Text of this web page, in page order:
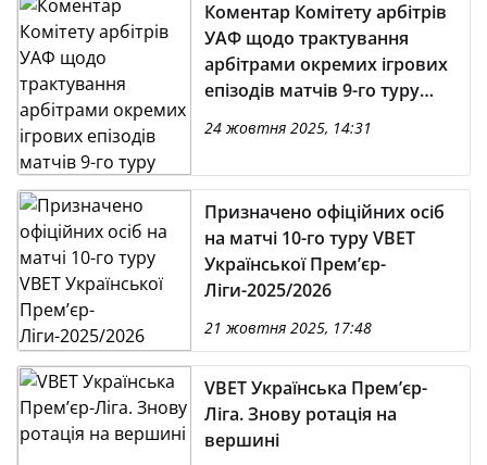
Коментар Комітету арбітрів
УАФ щодо трактування
арбітрами окремих ігрових
епізодів матчів 9-го туру
Ліги-2025/2026
24 жовтня 2025, 14:31
Призначено офіційних осіб
на матчі 10-го туру VBET
Української Премʼєр-
Ліги-2025/2026
21 жовтня 2025, 17:48
VBET Українська Премʼєр-
Ліга. Знову ротація на
вершині